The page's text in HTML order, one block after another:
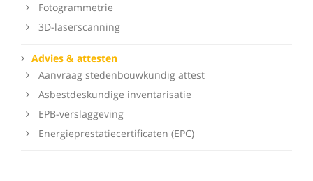
Fotogrammetrie
3D-laserscanning
Advies & attesten
Aanvraag stedenbouwkundig attest
Asbestdeskundige inventarisatie
EPB-verslaggeving
Energieprestatiecertificaten (EPC)